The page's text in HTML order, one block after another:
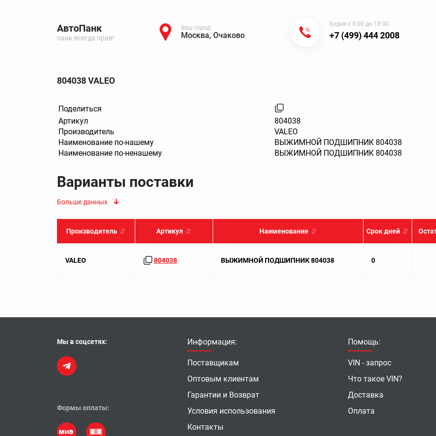
АвтоПанк
панк всегда прав!
Ваш город:
Москва, Очаково
Будни с 9:00 до 18:00
+7 (499) 444 2008
804038 VALEO
Поделиться
Артикул
804038
Производитель
VALEO
Наименование по-нашему
ВЫЖИМНОЙ ПОДШИПНИК 804038
Наименование по-ненашему
ВЫЖИМНОЙ ПОДШИПНИК 804038
Варианты поставки
Больше данных
Производитель Артикул Наименование Срок дней
VALEO 804038 ВЫЖИМНОЙ ПОДШИПНИК 804038 0
Мы в соцсетях:
Формы оплаты:
Информация:
Поставщикам
Оптовым клиентам
Гарантии и Возврат
Условия использования
Контакты
Помощь:
VIN - запрос
Что такое VIN?
Доставка
Оплата